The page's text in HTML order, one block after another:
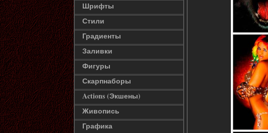
Шрифты
Стили
Градиенты
Заливки
Фигуры
Скарпнаборы
Actions (Экшены)
Живопись
Графика